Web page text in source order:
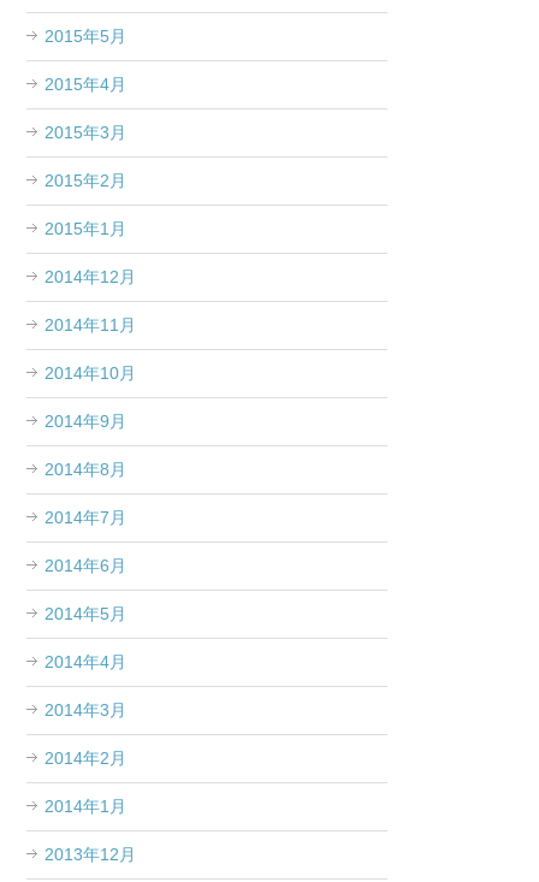
2015年5月
2015年4月
2015年3月
2015年2月
2015年1月
2014年12月
2014年11月
2014年10月
2014年9月
2014年8月
2014年7月
2014年6月
2014年5月
2014年4月
2014年3月
2014年2月
2014年1月
2013年12月